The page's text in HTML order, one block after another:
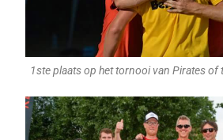
1ste plaats op het tornooi van Pirates